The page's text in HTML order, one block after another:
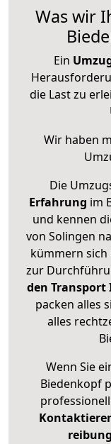
Was wir
Ein
die Last zu
Wir haben
Die
Erfahrung im
und kennen
von Solingen
kümmern sich
zur
den Transport
packen alles
alles
Wenn Sie
Biedenkopf